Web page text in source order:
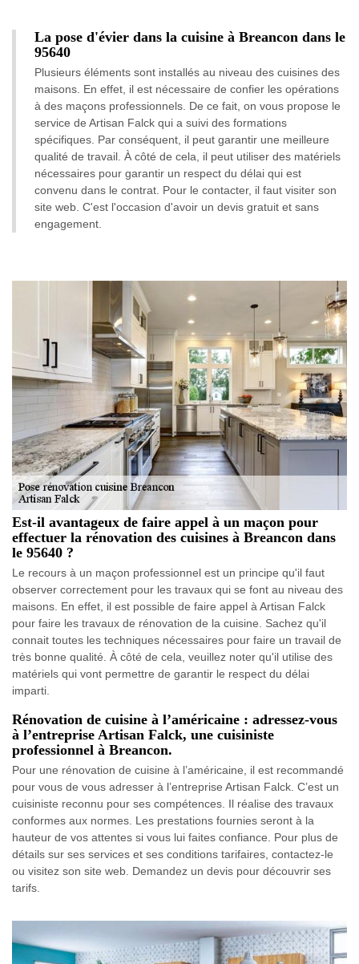
La pose d'évier dans la cuisine à Breancon dans le
95640
Plusieurs éléments sont installés au niveau des cuisines des
maisons. En effet, il est nécessaire de confier les opérations
à des maçons professionnels. De ce fait, on vous propose le
service de Artisan Falck qui a suivi des formations
spécifiques. Par conséquent, il peut garantir une meilleure
qualité de travail. À côté de cela, il peut utiliser des matériels
nécessaires pour garantir un respect du délai qui est
convenu dans le contrat. Pour le contacter, il faut visiter son
site web. C'est l'occasion d'avoir un devis gratuit et sans
engagement.
Est-il avantageux de faire appel à un maçon pour
effectuer la rénovation des cuisines à Breancon dans
le 95640 ?
Le recours à un maçon professionnel est un principe qu'il faut
observer correctement pour les travaux qui se font au niveau des
maisons. En effet, il est possible de faire appel à Artisan Falck
pour faire les travaux de rénovation de la cuisine. Sachez qu'il
connait toutes les techniques nécessaires pour faire un travail de
très bonne qualité. À côté de cela, veuillez noter qu'il utilise des
matériels qui vont permettre de garantir le respect du délai
imparti.
Rénovation de cuisine à l’américaine : adressez-vous
à l’entreprise Artisan Falck, une cuisiniste
professionnel à Breancon.
Pour une rénovation de cuisine à l’américaine, il est recommandé
pour vous de vous adresser à l’entreprise Artisan Falck. C’est un
cuisiniste reconnu pour ses compétences. Il réalise des travaux
conformes aux normes. Les prestations fournies seront à la
hauteur de vos attentes si vous lui faites confiance. Pour plus de
détails sur ses services et ses conditions tarifaires, contactez-le
ou visitez son site web. Demandez un devis pour découvrir ses
tarifs.